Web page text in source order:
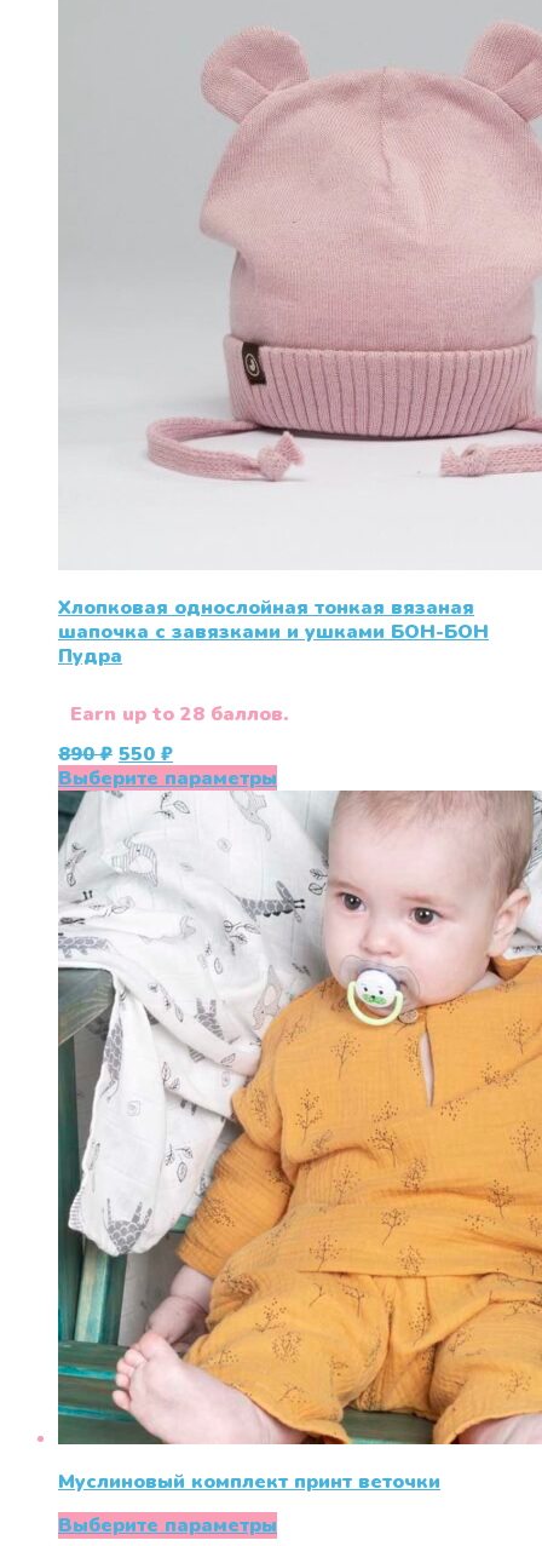
Хлопковая однослойная тонкая вязаная
шапочка с завязками и ушками БОН-БОН
Пудра
Earn up to 28 баллов.
890₽ Первоначальная
цена
составляла
890 ₽.
550₽Текущая
цена:
550 ₽.
Выберите параметры
товар
имеет
несколько
вариаций.
Опции
можно
выбрать
на
странице
товара.
Муслиновый комплект принт веточки
Выберите параметры